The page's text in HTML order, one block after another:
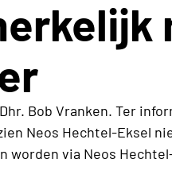
Bob Vranken. Ter
Neos Hechtel-Eksel
worden via Neos